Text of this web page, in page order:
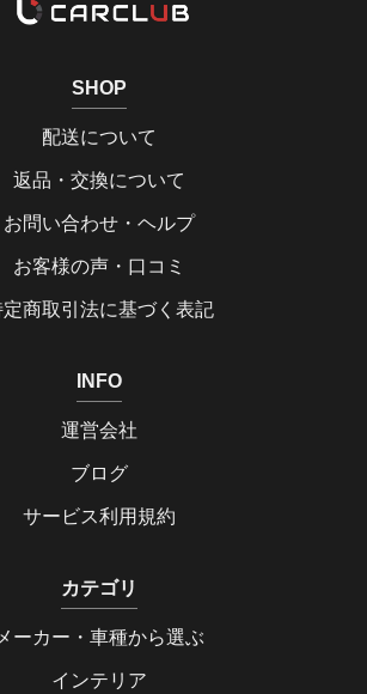
SHOP
配送について
返品・交換について
お問い合わせ・ヘルプ
お客様の声・口コミ
定商取引法に基づく表記
INFO
運営会社
ブログ
サービス利用規約
カテゴリ
メーカー・車種から選ぶ
インテリア